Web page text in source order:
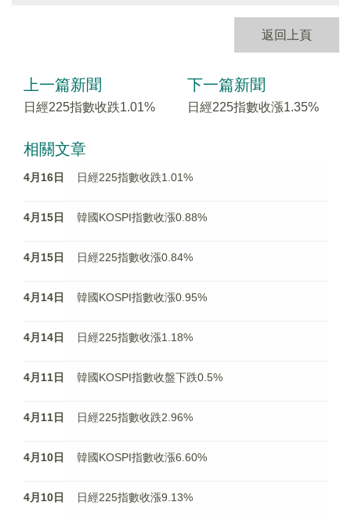
返回上頁
上一篇新聞
日經225指數收跌1.01%
下一篇新聞
日經225指數收漲1.35%
相關文章
4月16日 日經225指數收跌1.01%
4月15日 韓國KOSPI指數收漲0.88%
4月15日 日經225指數收漲0.84%
4月14日 韓國KOSPI指數收漲0.95%
4月14日 日經225指數收漲1.18%
4月11日 韓國KOSPI指數收盤下跌0.5%
4月11日 日經225指數收跌2.96%
4月10日 韓國KOSPI指數收漲6.60%
4月10日 日經225指數收漲9.13%